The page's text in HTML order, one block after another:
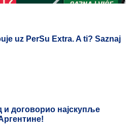
uz PerSu Extra. A ti? Saznaj
и договорио најскупље